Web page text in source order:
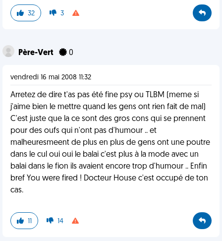
32 3
Père-Vert 0
vendredi 16 mai 2008 11:32
Arretez de dire t'as pas été fine psy ou TLBM (meme si
j'aime bien le mettre quand les gens ont rien fait de mal)
C'est juste que la ce sont des gros cons qui se prennent
pour des oufs qui n'ont pas d'humour .. et
malheuresmeent de plus en plus de gens ont une poutre
dans le cul oui oui le balai c'est plus à la mode avec un
balai dans le fion ils avaient encore trop d'humour .. Enfin
bref You were fired ! Docteur House c'est occupé de ton
cas.
11 14